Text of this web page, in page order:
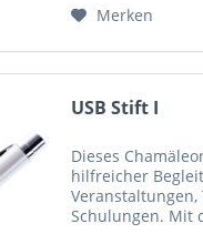
Stick...Merken
USB Stift I
Dieses
hilfreicher
Schulungen. Mit